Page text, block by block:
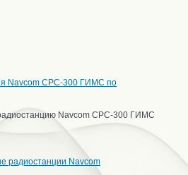
Navcom CPC-300 ГИМС по
Navcom CPC-300 ГИМС
радиостанции Navcom